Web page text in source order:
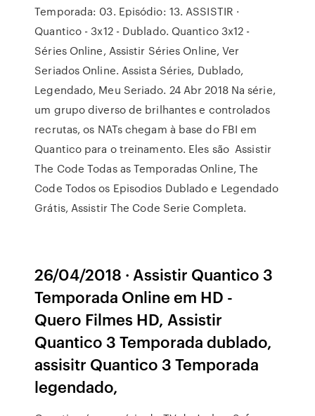
Temporada: 03. Episódio: 13. ASSISTIR ·
Quantico - 3x12 - Dublado. Quantico 3x12 -
Séries Online, Assistir Séries Online, Ver
Seriados Online. Assista Séries, Dublado,
Legendado, Meu Seriado. 24 Abr 2018 Na série,
um grupo diverso de brilhantes e controlados
recrutas, os NATs chegam à base do FBI em
Quantico para o treinamento. Eles são Assistir
The Code Todas as Temporadas Online, The
Code Todos os Episodios Dublado e Legendado
Grátis, Assistir The Code Serie Completa.
26/04/2018 · Assistir Quantico 3
Temporada Online em HD -
Quero Filmes HD, Assistir
Quantico 3 Temporada dublado,
assisitr Quantico 3 Temporada
legendado,